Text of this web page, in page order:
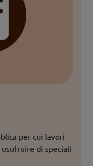
per cui lavori
di speciali